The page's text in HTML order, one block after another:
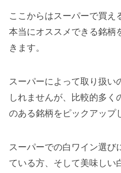
ここからはスーパーで買え
本当にオススメできる銘柄
きます。
スーパーによって取り扱い
しれませんが、比較的多く
のある銘柄をピックアップ
スーパーでの白ワイン選び
ている方、そして美味しい